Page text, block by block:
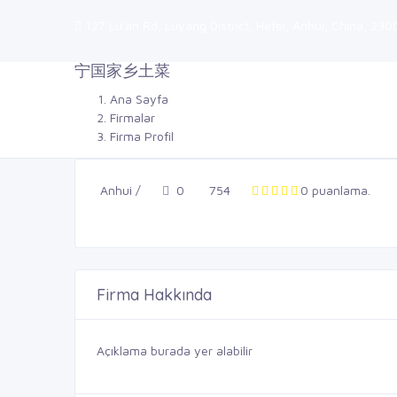
宁国家乡土菜
Ana Sayfa
Firmalar
Firma Profil
Anhui / 0 754 0 puanlama.
Firma Hakkında
Açıklama burada yer alabilir